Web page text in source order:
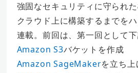
強固なセキュリティに守られた
クラウド上に構築するまでを
連載。前回は、第一回として下
Amazon S3バケットを作成
Amazon SageMakerを立ち上